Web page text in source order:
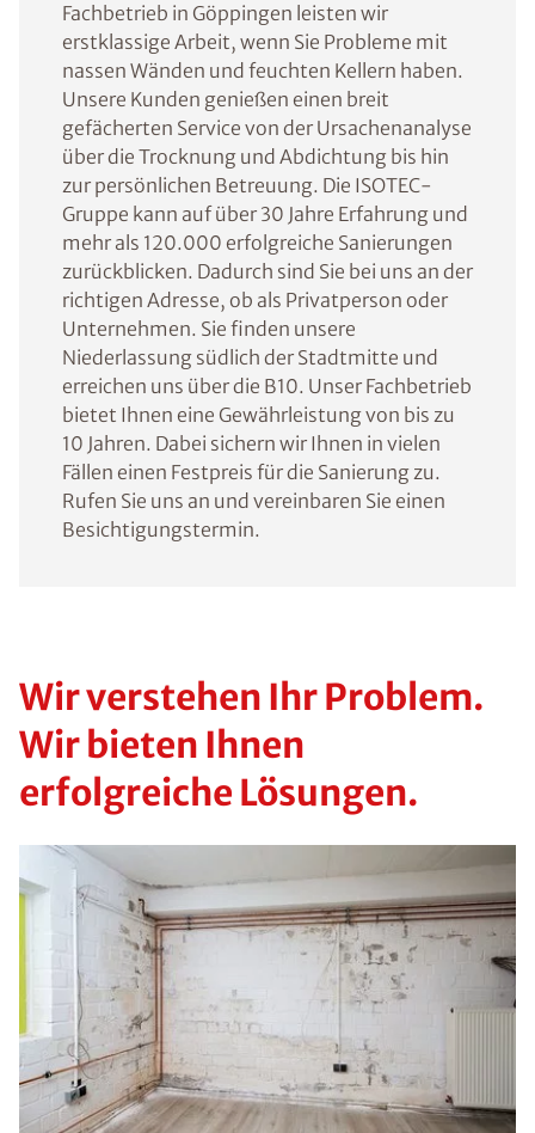
Fachbetrieb in Göppingen leisten wir
erstklassige Arbeit, wenn Sie Probleme mit
nassen Wänden und feuchten Kellern haben.
Unsere Kunden genießen einen breit
gefächerten Service von der Ursachenanalyse
über die Trocknung und Abdichtung bis hin
zur persönlichen Betreuung. Die ISOTEC-
Gruppe kann auf über 30 Jahre Erfahrung und
mehr als 120.000 erfolgreiche Sanierungen
zurückblicken. Dadurch sind Sie bei uns an der
richtigen Adresse, ob als Privatperson oder
Unternehmen. Sie finden unsere
Niederlassung südlich der Stadtmitte und
erreichen uns über die B10. Unser Fachbetrieb
bietet Ihnen eine Gewährleistung von bis zu
10 Jahren. Dabei sichern wir Ihnen in vielen
Fällen einen Festpreis für die Sanierung zu.
Rufen Sie uns an und vereinbaren Sie einen
Besichtigungstermin.
Wir verstehen Ihr Problem.
Wir bieten Ihnen
erfolgreiche Lösungen.